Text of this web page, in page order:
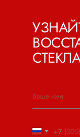
+7